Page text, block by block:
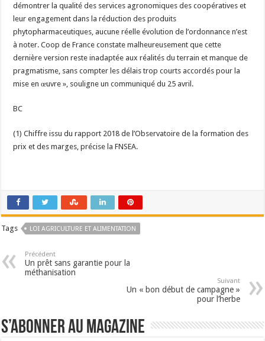
démontrer la qualité des services agronomiques des coopératives et
leur engagement dans la réduction des produits
phytopharmaceutiques, aucune réelle évolution de l’ordonnance n’est
à noter. Coop de France constate malheureusement que cette
dernière version reste inadaptée aux réalités du terrain et manque de
pragmatisme, sans compter les délais trop courts accordés pour la
mise en œuvre », souligne un communiqué du 25 avril.
BC
(1) Chiffre issu du rapport 2018 de l’Observatoire de la formation des
prix et des marges, précise la FNSEA.
Tags LOI AGRICULTURE ET ALIMENTATION
Précédent
Un prêt sans garantie pour la
méthanisation
Suivant
Un « bon début de campagne »
pour l’herbe
S’abonner au magazine